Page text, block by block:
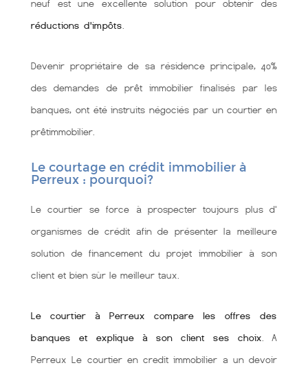
neuf est une excellente solution pour obtenir des
réductions d'impôts
Devenir propriétaire de sa résidence principale, 40%
des demandes de prêt immobilier finalisés par les
banques, ont été instruits négociés par un courtier en
prêtimmobilier.
Le courtage en crédit immobilier à
Perreux : pourquoi?
Le courtier se force à prospecter toujours plus d'
organismes de crédit afin de présenter la meilleure
solution de financement du projet immobilier à son
client et bien sùr le meilleur taux.
Le courtier à Perreux compare les offres des
banques et explique à son client ses choix . A
Perreux Le courtier en credit immobilier a un devoir